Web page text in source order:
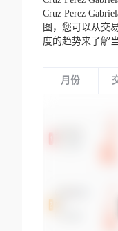
Cruz Perez
图，您可以从交
度的趋势来了解
月份